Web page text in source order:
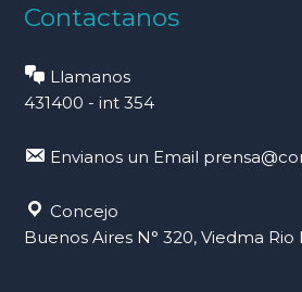
Contactanos
Llamanos
431400 - int 354
Envianos un Email
Concejo
Buenos Aires N° 320, Viedma Rio